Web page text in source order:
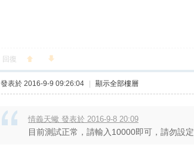
回復
發表於 2016-9-9 09:26:04 顯示全部樓層
情義天蠍 發表於 2016-9-8 20:09
目前測試正常，請輸入10000即可，請勿設